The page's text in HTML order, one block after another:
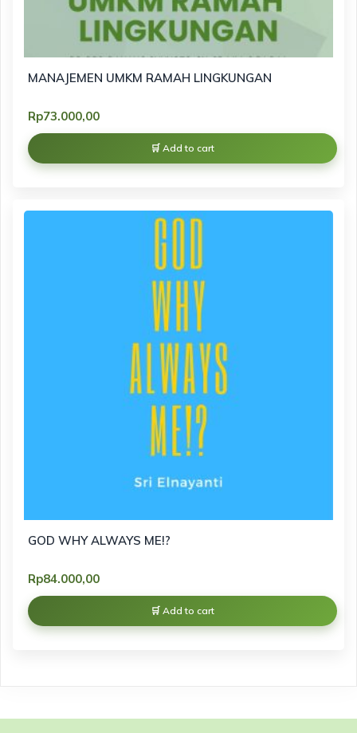
MANAJEMEN UMKM RAMAH LINGKUNGAN
Rp73.000,00
Add to cart
GOD WHY ALWAYS ME!?
Rp84.000,00
Add to cart